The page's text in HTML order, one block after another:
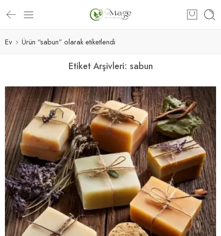
Ev Ürün “sabun” olarak etiketlendi
Etiket Arşivleri: sabun